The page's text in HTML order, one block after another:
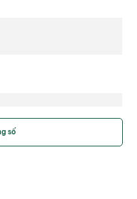
số
tốt (hay còn được gọi là đế